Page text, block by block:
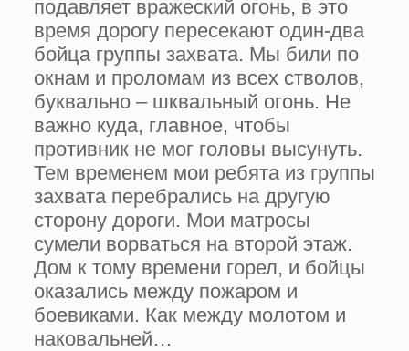
подавляет вражеский огонь, в это
время дорогу пересекают один-два
бойца группы захвата. Мы били по
окнам и проломам из всех стволов,
буквально – шкваль­ный огонь. Не
важно куда, глав­ное, чтобы
противник не мог головы высунуть.
Тем временем мои ребята из группы
захвата перебрались на другую
сторону дороги. Мои матросы
сумели ворваться на второй этаж.
Дом к тому време­ни горел, и бойцы
оказались между пожаром и
боевиками. Как между молотом и
наковальней…